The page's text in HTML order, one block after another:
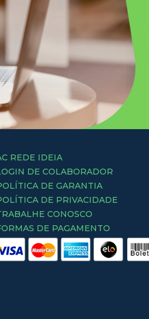
REDE IDEIA
DE COLABORADOR
DE GARANTIA
DE PRIVACIDADE
CONOSCO
DE PAGAMENTO